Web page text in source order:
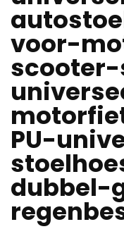
voor-
PU-
dubbel-